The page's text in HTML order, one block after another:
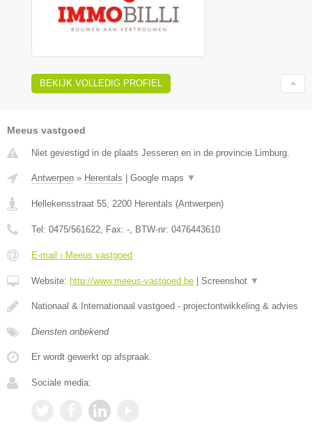
BEKIJK VOLLEDIG PROFIEL
Meeus vastgoed
Niet gevestigd in de plaats Jesseren en in de provincie Limburg.
Antwerpen » Herentals Google maps ▼
Hellekensstraat 55, 2200 Herentals (Antwerpen)
Tel: 0475/561622, Fax: -, BTW-nr: 0476443610
E-mail › Meeus vastgoed
Website: http://www.meeus-vastgoed.be Screenshot ▼
Nationaal & Internationaal vastgoed - projectontwikkeling & advies
Diensten onbekend
Er wordt gewerkt op afspraak.
Sociale media: